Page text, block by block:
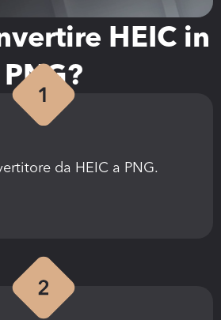
HEIC in
PNG?
da HEIC a PNG.